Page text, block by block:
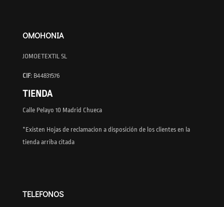
OMOHONIA
JOMOETEXTIL SL
CIF: B44831576
TIENDA
Calle Pelayo 10 Madrid Chueca
*Existen Hojas de reclamacion a disposición de los clientes en la
tienda arriba citada
TELEFONOS